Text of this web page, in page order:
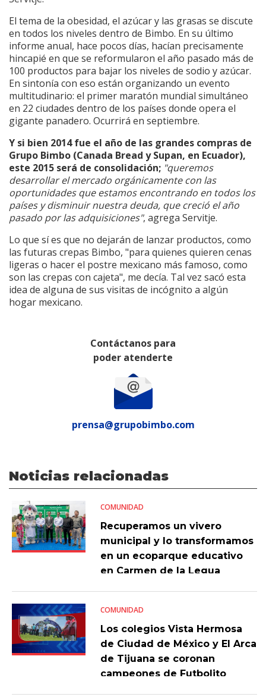
El tema de la obesidad, el azúcar y las grasas se discute
en todos los niveles dentro de Bimbo. En su último
informe anual, hace pocos días, hacían precisamente
hincapié en que se reformularon el año pasado más de
100 productos para bajar los niveles de sodio y azúcar.
En sintonía con eso están organizando un evento
multitudinario: el primer maratón mundial simultáneo
en 22 ciudades dentro de los países donde opera el
gigante panadero. Ocurrirá en septiembre.
Y si bien 2014 fue el año de las grandes compras de
Grupo Bimbo (Canada Bread y Supan, en Ecuador),
este 2015 será de consolidación; "queremos
desarrollar el mercado orgánicamente con las
oportunidades que estamos encontrando en todos los
países y disminuir nuestra deuda, que creció el año
pasado por las adquisiciones", agrega Servitje.
Lo que sí es que no dejarán de lanzar productos, como
las futuras crepas Bimbo, "para quienes quieren cenas
ligeras o hacer el postre mexicano más famoso, como
son las crepas con cajeta", me decía. Tal vez sacó esta
idea de alguna de sus visitas de incógnito a algún
hogar mexicano.
Contáctanos para
poder atenderte
prensa@grupobimbo.com
Noticias relacionadas
COMUNIDAD
Recuperamos un vivero
municipal y lo transformamos
en un ecoparque educativo
en Carmen de la Legua
COMUNIDAD
Los colegios Vista Hermosa
de Ciudad de México y El Arca
de Tijuana se coronan
campeones de Futbolito